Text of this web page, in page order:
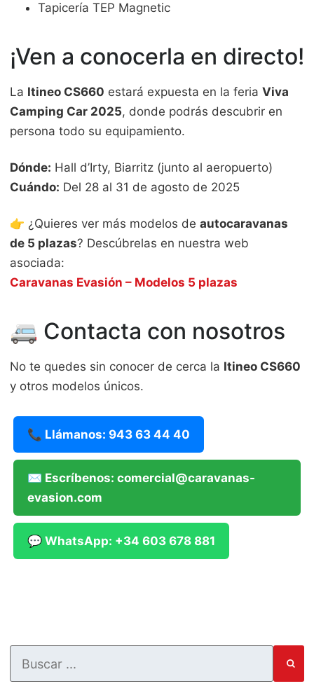
Tapicería TEP Magnetic
¡Ven a conocerla en directo!
La Itineo CS660 estará expuesta en la feria Viva
Camping Car 2025, donde podrás descubrir en
persona todo su equipamiento.
Dónde: Hall d’Irty, Biarritz (junto al aeropuerto)
Cuándo: Del 28 al 31 de agosto de 2025
👉 ¿Quieres ver más modelos de autocaravanas
de 5 plazas? Descúbrelas en nuestra web
asociada:
Caravanas Evasión – Modelos 5 plazas
🚐 Contacta con nosotros
No te quedes sin conocer de cerca la Itineo CS660
y otros modelos únicos.
📞 Llámanos: 943 63 44 40
✉ Escríbenos: comercial@caravanas-
evasion.com
💬 WhatsApp: +34 603 678 881